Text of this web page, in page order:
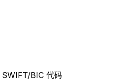
BIC 代码